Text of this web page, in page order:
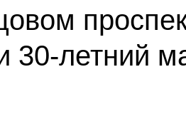
30-летний